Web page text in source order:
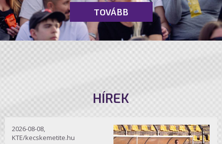
TOVÁBB
HÍREK
2026-08-08,
KTE/kecskemetite.hu